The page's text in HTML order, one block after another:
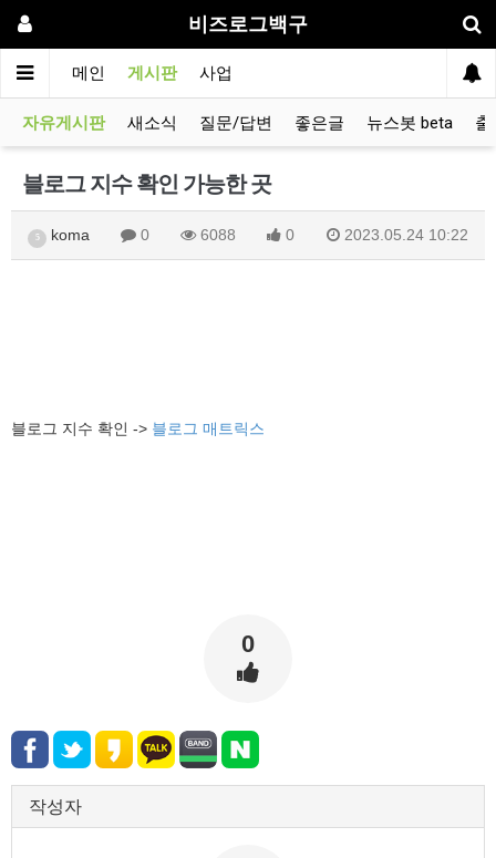
비즈로그백구
메인 게시판 사업
자유게시판 새소식 질문/답변 좋은글 뉴스봇 beta 출
블로그 지수 확인 가능한 곳
5 koma 0 6088 0 2023.05.24 10:22
블로그 지수 확인 -> 블로그 매트릭스
0
작성자